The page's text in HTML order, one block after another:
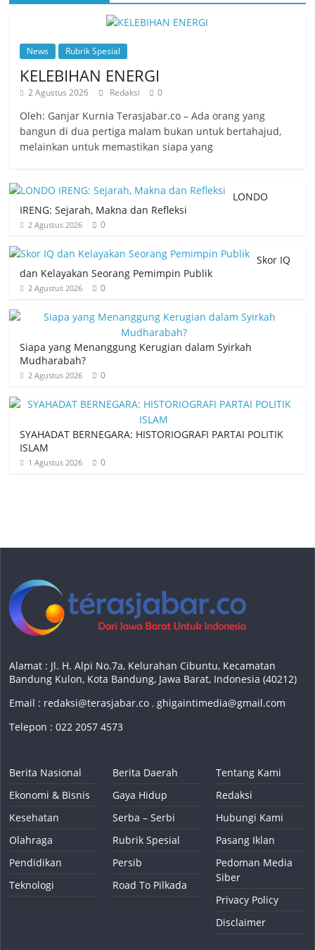
News Rubrik Spesial
KELEBIHAN ENERGI
2 Agustus 2026 Redaksi 0
Oleh: Ganjar Kurnia Terasjabar.co – Ada orang yang
bangun di dua pertiga malam bukan untuk bertahajud,
melainkan untuk memastikan siapa yang
LONDO
IRENG: Sejarah, Makna dan Refleksi
2 Agustus 2026 0
Skor IQ
dan Kelayakan Seorang Pemimpin Publik
2 Agustus 2026 0
Siapa yang Menanggung Kerugian dalam Syirkah
Mudharabah?
2 Agustus 2026 0
SYAHADAT BERNEGARA: HISTORIOGRAFI PARTAI POLITIK
ISLAM
1 Agustus 2026 0
Alamat : Jl. H. Alpi No.7a, Kelurahan Cibuntu, Kecamatan
Bandung Kulon, Kota Bandung, Jawa Barat, Indonesia (40212)
Email : redaksi@terasjabar.co ,ghigaintimedia@gmail.com
Telepon : 022 2057 4573
Berita Nasional
Ekonomi & Bisnis
Kesehatan
Olahraga
Pendidikan
Teknologi
Berita Daerah
Gaya Hidup
Serba – Serbi
Rubrik Spesial
Persib
Road To Pilkada
Tentang Kami
Redaksi
Hubungi Kami
Pasang Iklan
Pedoman Media
Siber
Privacy Policy
Disclaimer